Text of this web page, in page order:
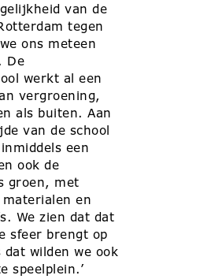
van de
tegen
ons meteen
De
werkt al een
vergroening,
als buiten. Aan
van de school
een
ook de
groen, met
en
We zien dat dat
sfeer brengt op
dat wilden we ook
speelplein.’